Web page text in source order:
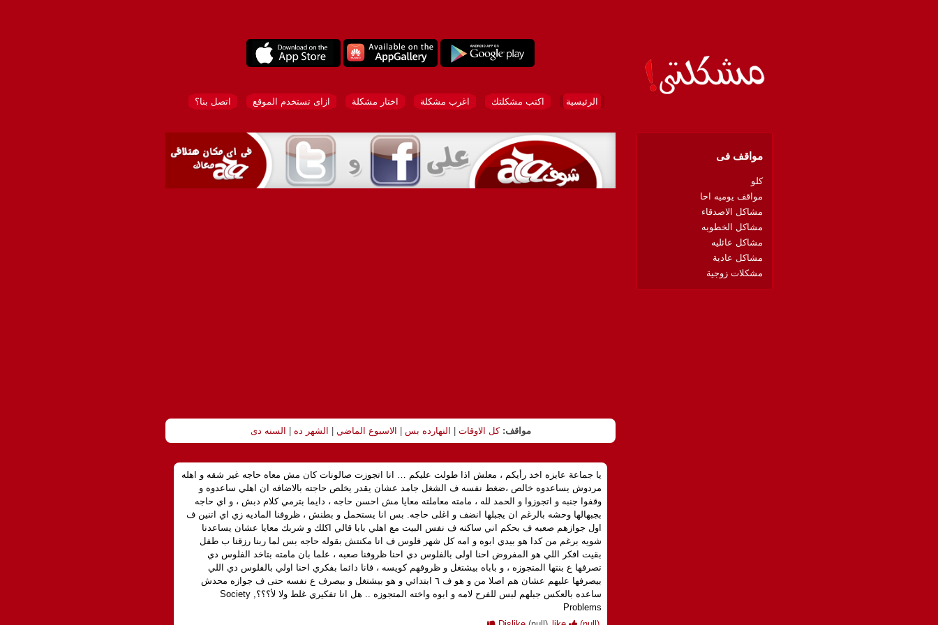
الرئيسية اكتب مشكلتك اغرب مشكلة اختار مشكلة ازاى تستخدم الموقع اتصل بنا؟
مواقف: كل الاوقات | النهارده بس | الاسبوع الماضي | الشهر ده | السنه دى
يا جماعة عايزه اخد رأيكم ، معلش اذا طولت عليكم … انا اتجوزت صالونات كان مش معاه حاجه غير شقه و اهله
مردوش يساعدوه خالص ،ضغط نفسه ف الشغل جامد عشان يقدر يخلص حاجته بالاضافه ان اهلي ساعدوه و
وقفوا جنبه و اتجوزوا و الحمد لله ، مامته معاملته معايا مش احسن حاجه ، دايما بترمي كلام دبش ، و اي حاجه
بجبهالها وحشه بالرغم ان يجبلها انضف و اغلى حاجه. بس انا يستحمل و بطنش ، ظروفنا الماديه زي اي اتنين ف
اول جوازهم صعبه ف بحكم اني ساكنه ف نفس البيت مع اهلي بابا قالي اكلك و شربك معايا عشان يساعدنا
شويه برغم من كدا هو بيدي ابوه و امه كل شهر فلوس ف انا مكنتش بقوله حاجه بس لما ربنا رزقنا ب طفل
بقيت افكر اللي هو المفروض احنا اولى بالفلوس دي احنا ظروفنا صعبه ، علما بان مامته بتاخد الفلوس دي
تصرفها ع بنتها المتجوزه ، و باباه بيشتغل و ظروفهم كويسه ، فانا دائما بفكري احنا اولي بالفلوس دي اللي
بيصرفها عليهم عشان هم اصلا من و هو ف ٦ ابتدائي و هو بيشتغل و بيصرف ع نفسه حتى ف جوازه محدش
ساعده بالعكس جبلهم لبس للفرح لامه و ابوه واخته المتجوزه .. هل انا تفكيري غلط ولا لأ؟؟؟, Society
Problems
مواقف فى
كلو
مواقف يوميه احا
مشاكل الاصدقاء
مشاكل الخطوبه
مشاكل عائليه
مشاكل عادية
مشكلات زوجية